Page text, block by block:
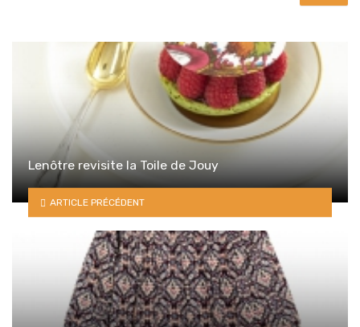
Lenôtre revisite la Toile de Jouy
ARTICLE PRÉCÉDENT